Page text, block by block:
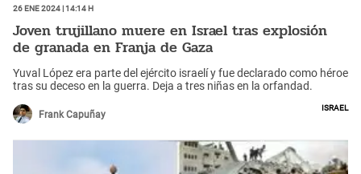
26 Ene 2024 | 14:14 h
Joven trujillano muere en Israel tras explosión
de granada en Franja de Gaza
Yuval López era parte del ejército israelí y fue declarado como héroe
tras su deceso en la guerra. Deja a tres niñas en la orfandad.
Frank Capuñay
Israel